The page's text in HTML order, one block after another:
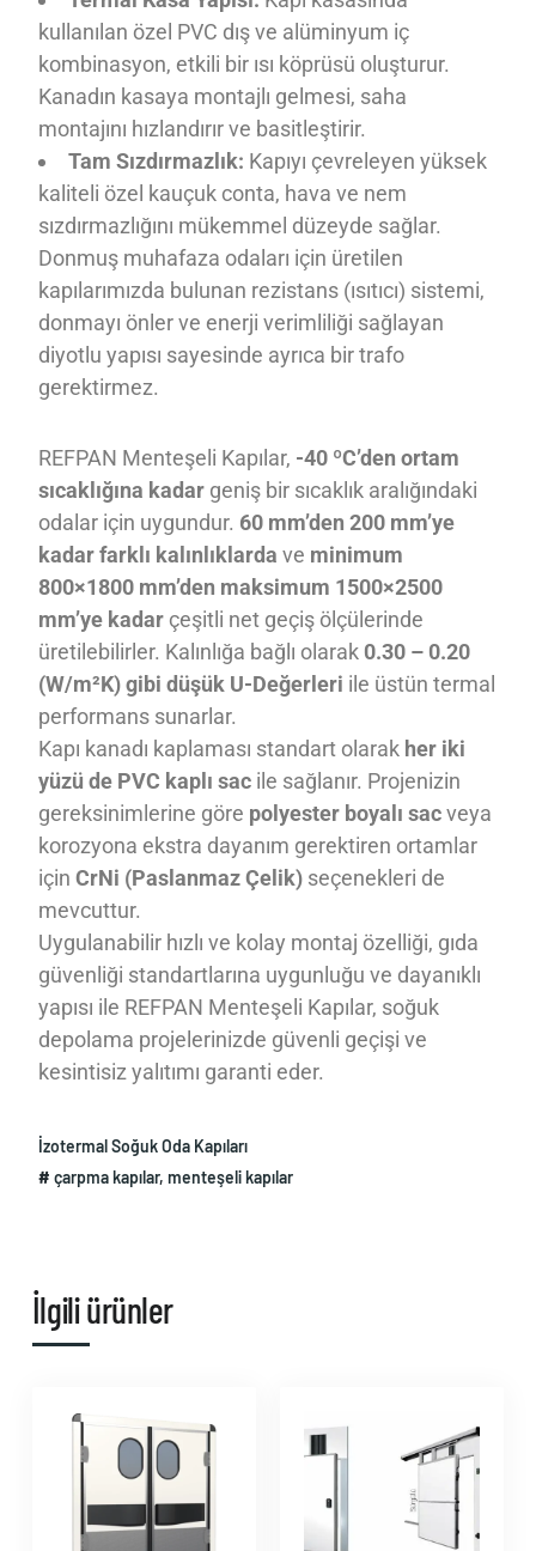
kullanılan özel PVC dış ve alüminyum iç
kombinasyon, etkili bir ısı köprüsü oluşturur.
Kanadın kasaya montajlı gelmesi, saha
montajını hızlandırır ve basitleştirir.
Tam Sızdırmazlık: Kapıyı çevreleyen yüksek
kaliteli özel kauçuk conta, hava ve nem
sızdırmazlığını mükemmel düzeyde sağlar.
Donmuş muhafaza odaları için üretilen
kapılarımızda bulunan rezistans (ısıtıcı) sistemi,
donmayı önler ve enerji verimliliği sağlayan
diyotlu yapısı sayesinde ayrıca bir trafo
gerektirmez.
REFPAN Menteşeli Kapılar, -40 ºC’den ortam
sıcaklığına kadar geniş bir sıcaklık aralığındaki
odalar için uygundur. 60 mm’den 200 mm’ye
kadar farklı kalınlıklarda ve minimum
800×1800 mm’den maksimum 1500×2500
mm’ye kadar çeşitli net geçiş ölçülerinde
üretilebilirler. Kalınlığa bağlı olarak 0.30 – 0.20
(W/m²K) gibi düşük U-Değerleri ile üstün termal
performans sunarlar.
Kapı kanadı kaplaması standart olarak her iki
yüzü de PVC kaplı sac ile sağlanır. Projenizin
gereksinimlerine göre polyester boyalı sacveya
korozyona ekstra dayanım gerektiren ortamlar
içinCrNi (Paslanmaz Çelik) seçenekleri de
mevcuttur.
Uygulanabilir hızlı ve kolay montaj özelliği, gıda
güvenliği standartlarına uygunluğu ve dayanıklı
yapısı ile REFPAN Menteşeli Kapılar, soğuk
depolama projelerinizde güvenli geçişi ve
kesintisiz yalıtımı garanti eder.
İzotermal Soğuk Oda Kapıları
# çarpma kapılar,menteşeli kapılar
İlgili ürünler